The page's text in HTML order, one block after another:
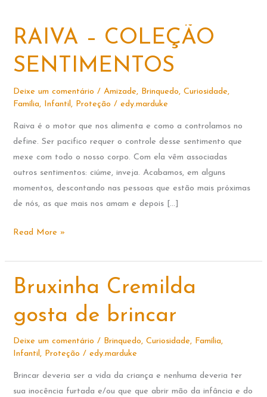
RAIVA – COLEÇÃO
SENTIMENTOS
Deixe um comentário /Amizade, Brinquedo,Curiosidade,
Família, Infantil , Proteção /edy.marduke
Raiva é o motor que nos alimenta e como a controlamos no
define. Ser pacifico requer o controle desse sentimento que
mexe com todo o nosso corpo. Com ela vêm associadas
outros sentimentos: ciúme, inveja. Acabamos, em alguns
momentos, descontando nas pessoas que estão mais próximas
de nós, as que mais nos amam e depois […]
RAIVA
COLEÇÃO
SENTIMENTOS
Read More »
Bruxinha Cremilda
gosta de brincar
Deixe um comentário / Brinquedo,Curiosidade, Família,
Infantil , Proteção /edy.marduke
Brincar deveria ser a vida da criança e nenhuma deveria ter
sua inocência furtada e/ou que que abrir mão da infância e do